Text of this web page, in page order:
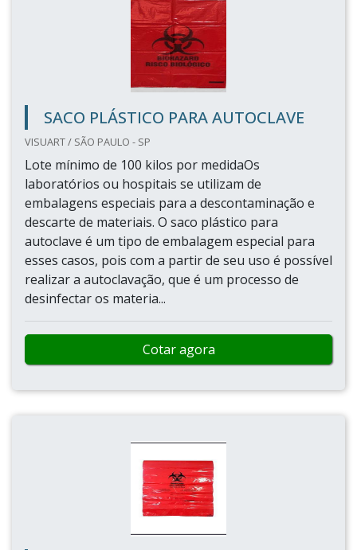
SACO PLÁSTICO PARA AUTOCLAVE
VISUART / SÃO PAULO - SP
Lote mínimo de 100 kilos por medidaOs
laboratórios ou hospitais se utilizam de
embalagens especiais para a descontaminação e
descarte de materiais. O saco plástico para
autoclave é um tipo de embalagem especial para
esses casos, pois com a partir de seu uso é possível
realizar a autoclavação, que é um processo de
desinfectar os materia...
Cotar agora